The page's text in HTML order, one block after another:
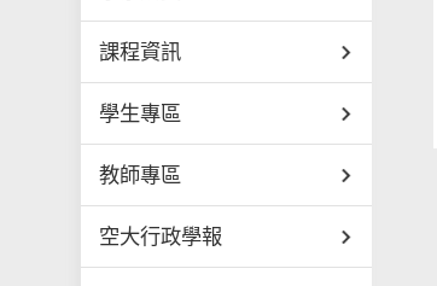
課程資訊
學生專區
教師專區
空大行政學報